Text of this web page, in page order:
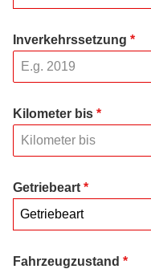
Inverkehrssetzung *
Kilometer bis *
Getriebeart *
Getriebeart
Fahrzeugzustand *